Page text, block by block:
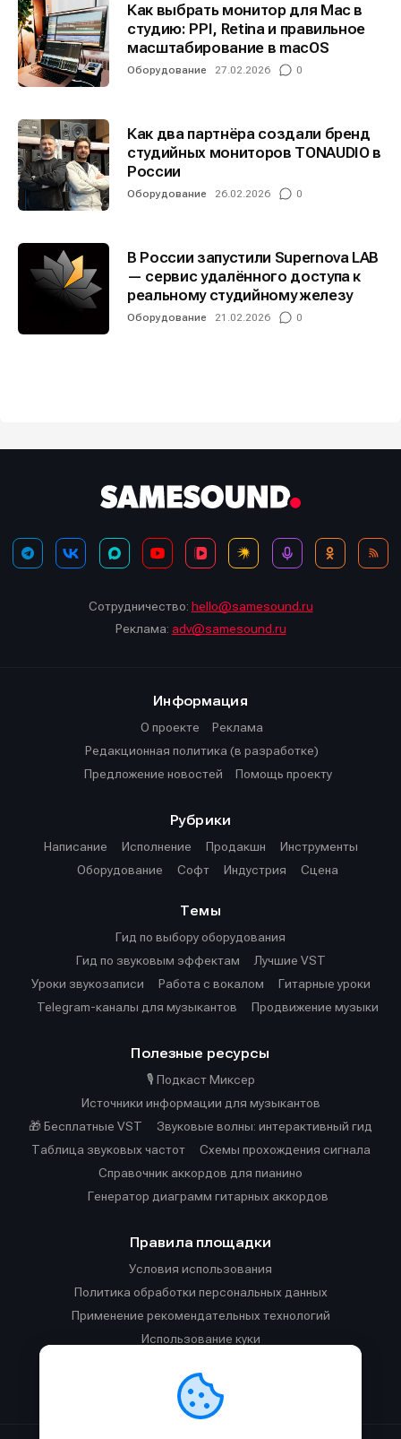
Как выбрать монитор для Mac в
студию: PPI, Retina и правильное
масштабирование в macOS
Оборудование 27.02.2026 0
Как два партнёра создали бренд
студийных мониторов TONAUDIO в
России
Оборудование 26.02.2026 0
В России запустили Supernova LAB
— сервис удалённого доступа к
реальному студийному железу
Оборудование 21.02.2026 0
Сотрудничество: hello@samesound.ru
Реклама: adv@samesound.ru
Информация
О проекте
Реклама
Редакционная политика (в разработке)
Предложение новостей
Помощь проекту
Рубрики
Написание
Исполнение Продакшн
Инструменты
Оборудование
Софт Индустрия Сцена
Темы
Гид по выбору оборудования
Гид по звуковым эффектам
Лучшие VST
Уроки звукозаписи
Работа с вокалом
Гитарные уроки
Telegram-каналы для музыкантов
Продвижение музыки
Полезные ресурсы
🎙️ Подкаст Миксер
Источники информации для музыкантов
🎁 Бесплатные VST
Звуковые волны: интерактивный гид
Таблица звуковых частот
Cхемы прохождения сигнала
Справочник аккордов для пианино
Генератор диаграмм гитарных аккордов
Правила площадки
Условия использования
Политика обработки персональных данных
Применение рекомендательных технологий
Использование куки
Правила общения в Телеграм-чате